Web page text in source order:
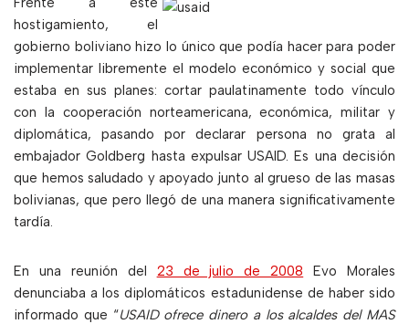
hostigamiento, el
gobierno boliviano hizo lo único que podía hacer para poder
implementar libremente el modelo económico y social que
estaba en sus planes: cortar paulatinamente todo vínculo
con la cooperación norteamericana, económica, militar y
diplomática, pasando por declarar persona no grata al
embajador Goldberg hasta expulsar USAID. Es una decisión
que hemos saludado y apoyado junto al grueso de las masas
bolivianas, que pero llegó de una manera significativamente
tardía.
En una reunión del 23 de julio de 2008 Evo Morales
denunciaba a los diplomáticos estadunidense de haber sido
informado que “USAID ofrece dinero a los alcaldes del MAS